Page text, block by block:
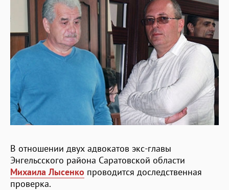
В отношении двух адвокатов экс-главы
Энгельсского района Саратовской области
Михаила Лысенко проводится доследственная
проверка.